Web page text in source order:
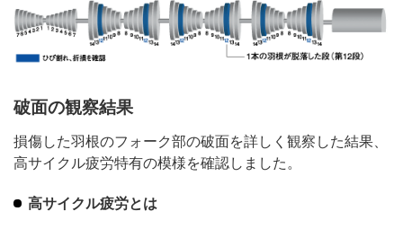
破面の観察結果
損傷した羽根のフォーク部の破面を詳しく観察した結果、
高サイクル疲労特有の模様を確認しました。
高サイクル疲労とは